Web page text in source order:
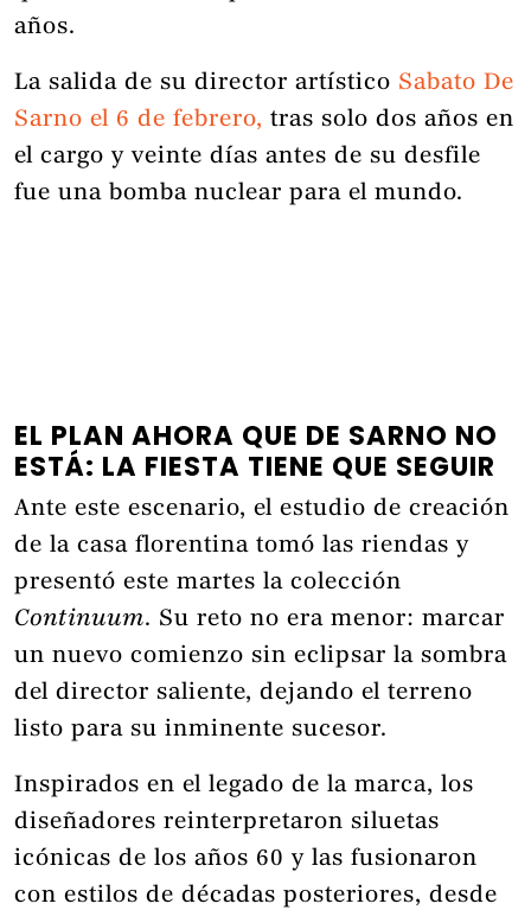
años.
La salida de su director artístico Sabato De
Sarno el 6 de febrero, tras solo dos años en
el cargo y veinte días antes de su desfile
fue una bomba nuclear para el mundo.
EL PLAN AHORA QUE DE SARNO NO
ESTÁ: LA FIESTA TIENE QUE SEGUIR
Ante este escenario, el estudio de creación
de la casa florentina tomó las riendas y
presentó este martes la colección
Continuum. Su reto no era menor: marcar
un nuevo comienzo sin eclipsar la sombra
del director saliente, dejando el terreno
listo para su inminente sucesor.
Inspirados en el legado de la marca, los
diseñadores reinterpretaron siluetas
icónicas de los años 60 y las fusionaron
con estilos de décadas posteriores, desde